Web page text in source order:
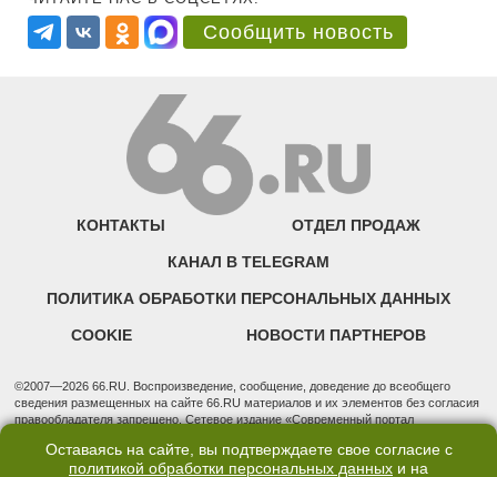
Сообщить новость
КОНТАКТЫ ОТДЕЛ ПРОДАЖ
КАНАЛ В TELEGRAM
ПОЛИТИКА ОБРАБОТКИ ПЕРСОНАЛЬНЫХ ДАННЫХ
COOKIE НОВОСТИ ПАРТНЕРОВ
©2007—2026 66.RU. Воспроизведение, сообщение, доведение до всеобщего
сведения размещенных на сайте 66.RU материалов и их элементов без согласия
правообладателя запрещено. Сетевое издание «Современный портал
надзору в сфере связи, информационных технологий и массовых коммуникаций
(Роскомнадзор). Регистрационный номер ЭЛ № ФС 77 - 76634 от 02.09.2019
Оставаясь на сайте, вы подтверждаете свое согласие с
политикой обработки персональных данных и на